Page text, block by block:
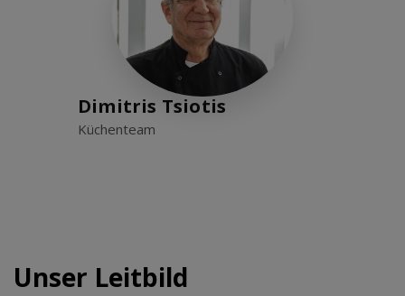
Dimitris Tsiotis
Küchenteam
Unser Leitbild